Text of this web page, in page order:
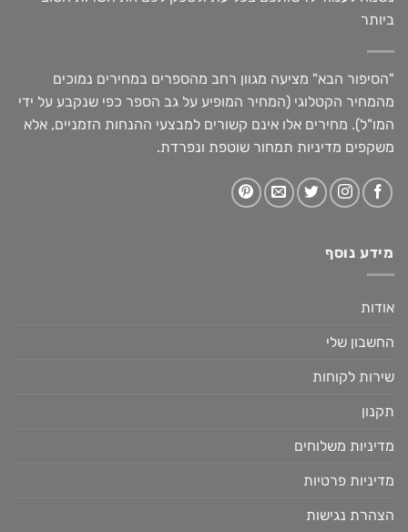
ביותר
"הסיפור הבא" מציעה מגוון רחב מהספרים במחירים נמוכים
מהמחיר הקטלוגי (המחיר המופיע על גב הספר כפי שנקבע על ידי
המו"ל). מחירים אלו אינם קשורים למבצעי ההנחות הזמניים, אלא
משקפים מדיניות תמחור שוטפת ונפרדת.
מידע נוסף
אודות
החשבון שלי
שירות לקוחות
תקנון
מדיניות משלוחים
מדיניות פרטיות
הצהרת נגישות